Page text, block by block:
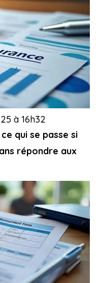
qui se passe si
répondre aux
à 16h32